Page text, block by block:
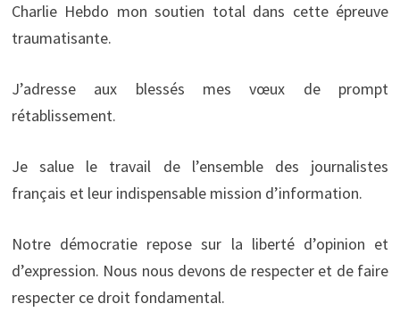
Charlie Hebdo mon soutien total dans cette épreuve
traumatisante.
J’adresse aux blessés mes vœux de prompt
rétablissement.
Je salue le travail de l’ensemble des journalistes
français et leur indispensable mission d’information.
Notre démocratie repose sur la liberté d’opinion et
d’expression. Nous nous devons de respecter et de faire
respecter ce droit fondamental.